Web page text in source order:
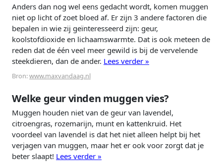
Anders dan nog wel eens gedacht wordt, komen muggen
niet op licht of zoet bloed af. Er zijn 3 andere factoren die
bepalen in wie zij geïnteresseerd zijn: geur,
koolstofdioxide en lichaamswarmte. Dat is ook meteen de
reden dat de één veel meer gewild is bij de vervelende
steekdieren, dan de ander. Lees verder »
Bron:www.maxvandaag.nl
Welke geur vinden muggen vies?
Muggen houden niet van de geur van lavendel,
citroengras, rozemarijn, munt en kattenkruid. Het
voordeel van lavendel is dat het niet alleen helpt bij het
verjagen van muggen, maar het er ook voor zorgt dat je
beter slaapt! Lees verder »